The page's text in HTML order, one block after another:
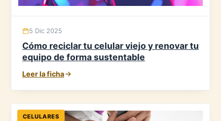
5 Dic 2025
Cómo reciclar tu celular viejo y renovar tu
equipo de forma sustentable
Leer la ficha
CELULARES